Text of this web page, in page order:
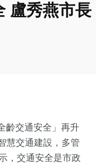
盧秀燕市
齡交通安全」再升
慧交通建設，多管
，交通安全是市政